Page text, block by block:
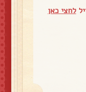
לחצי כאן